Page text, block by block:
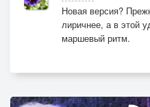
Новая версия?
лиричнее, а в этой
маршевый ритм.